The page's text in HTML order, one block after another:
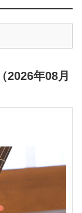
2026年08月